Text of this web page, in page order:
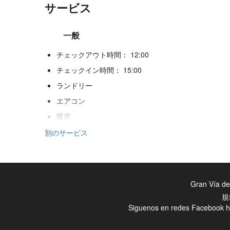
サービス
一般
チェックアウト時間： 12:00
チェックイン時間： 15:00
ランドリー
エアコン
暖房
エレベーター
身体不自由者用のアクセス
別のサービス
Gran Vía
Siguenos en redes Facebook